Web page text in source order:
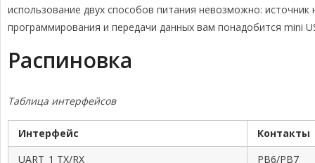
использование двух способов питания невозможно:
программирования и передачи данных вам понадобится mini
Распиновка
Таблица интерфейсов
Интерфейс
Контакты
UART_1 TX/RX
PB6/PB7